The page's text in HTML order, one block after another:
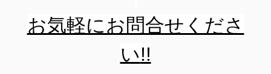
お気軽にお問合せくださ
い!!